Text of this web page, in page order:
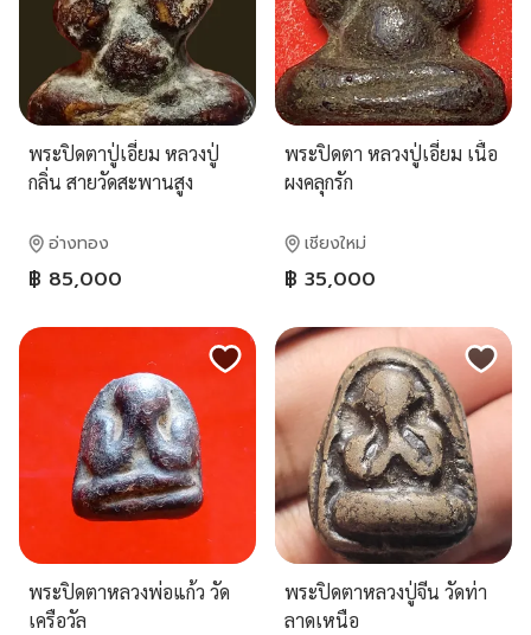
พระปิดตาปู่เอี่ยม หลวงปู่
กลิ่น สายวัดสะพานสูง
อ่างทอง
฿ 85,000
พระปิดตา หลวงปู่เอี่ยม เนื้อ
ผงคลุกรัก
เชียงใหม่
฿ 35,000
พระปิดตาหลวงพ่อแก้ว วัด
เครือวัล
พระปิดตาหลวงปู่จีน วัดท่า
ลาดเหนือ